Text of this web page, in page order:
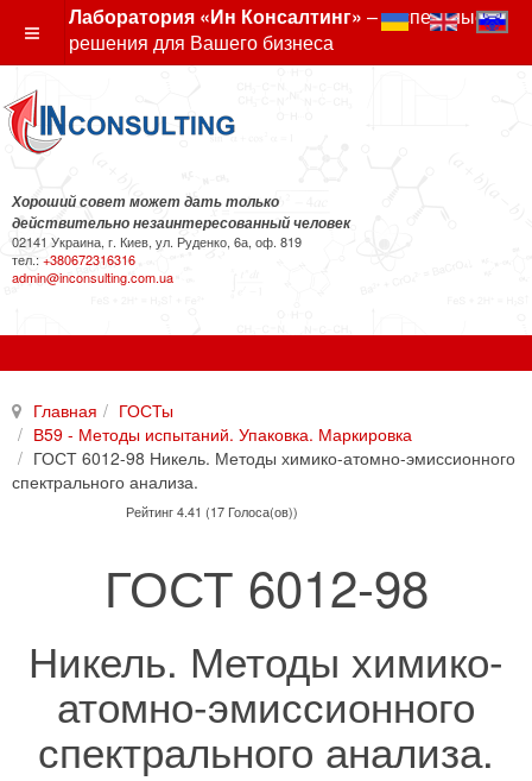
Лаборатория «Ин Консалтинг» – экспертные
решения для Вашего бизнеса
Хороший совет может дать только
действительно незаинтересованный человек
02141 Украина, г. Киев, ул. Руденко, 6а, оф. 819
тел.: +380672316316
admin@inconsulting.com.ua
Главная
ГОСТы
В59 - Методы испытаний. Упаковка. Маркировка
ГОСТ 6012-98 Никель. Методы химико-атомно-эмиссионного
спектрального анализа.
Рейтинг 4.41 (17 Голоса(ов))
ГОСТ 6012-98
Никель. Методы химико-
атомно-эмиссионного
спектрального анализа.